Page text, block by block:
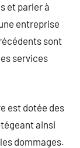
et parler à
entreprise
sont
services
est dotée des
ainsi
dommages.